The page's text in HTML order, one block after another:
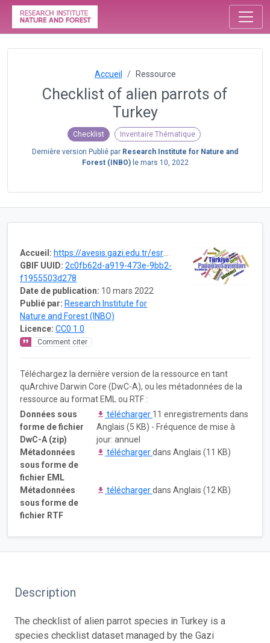
Accueil Ressource
Checklist of alien parrots of
Turkey
Checklist Inventaire Thématique
Dernière version Publié par Research Institute for Nature and
Forest (INBO)le mars 10, 2022
Accueil: https://avesis.gazi.edu.tr/esraper/projects
GBIF UUID: 2c0fb62d-a919-473e-9bb2-
f1955503d278
Date de publication: 10 mars 2022
Publié par: Research Institute for
Nature and Forest (INBO)
Licence: CC0 1.0
Comment citer
Téléchargez la dernière version de la ressource en tant
quArchive Darwin Core (DwC-A), ou les métadonnées de la
ressource au format EML ou RTF :
Données sous
forme de fichier
DwC-A (zip)
télécharger 11 enregistrements dans
Anglais (5 KB) - Fréquence de mise à
jour: annuel
Métadonnées
sous forme de
fichier EML
téléchargerdans Anglais (11 KB)
Métadonnées
sous forme de
fichier RTF
téléchargerdans Anglais (12 KB)
Description
The checklist of alien parrot species in Turkey is a
species checklist dataset managed by the Gazi